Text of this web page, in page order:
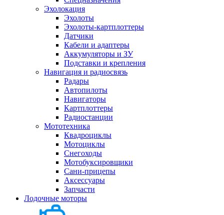
Эхолокация
Эхолоты
Эхолоты-картплоттеры
Датчики
Кабели и адаптеры
Аккумуляторы и ЗУ
Подставки и крепления
Навигация и радиосвязь
Радары
Автопилоты
Навигаторы
Картплоттеры
Радиостанции
Мототехника
Квадроциклы
Мотоциклы
Снегоходы
Мотобуксировщики
Сани-прицепы
Аксессуары
Запчасти
Лодочные моторы